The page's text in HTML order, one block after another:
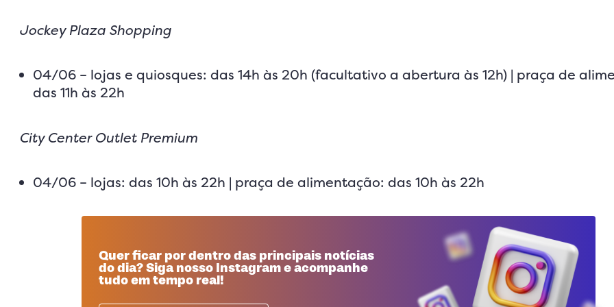
Jockey Plaza Shopping
04/06 – lojas e quiosques: das 14h às 20h (facultativo a abertura às 12h) | praça de
das 11h às 22h
City Center Outlet Premium
04/06 – lojas: das 10h às 22h | praça de alimentação: das 10h às 22h
Quer ficar por dentro das principais notícias
do dia? Siga nosso Instagram e acompanhe
tudo em tempo real!